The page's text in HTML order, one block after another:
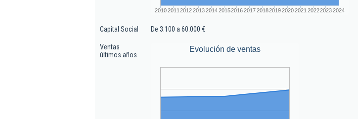
20102011 2012201320142015201620172018201920202021 202220232024
Capital Social De 3.100 a 60.000 €
Ventas
últimos años
Evolución de ventas